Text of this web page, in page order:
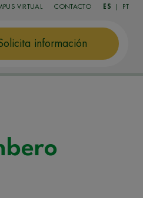
VIRTUAL CONTACTO ES PT
información